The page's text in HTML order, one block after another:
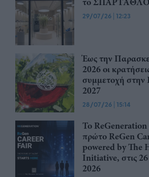
29/07/26 | 12:23
Έως την
2026 οι
συμμετοχή
2027
28/07/26 | 15:14
Το ReGeneration
πρώτο ReGen
powered by The
Initiative, στις
2026